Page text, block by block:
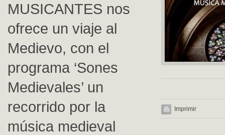
Imprimir
MUSICANTES nos
ofrece un viaje al
Medievo, con el
programa ‘Sones
Medievales’ un
recorrido por la
música medieval